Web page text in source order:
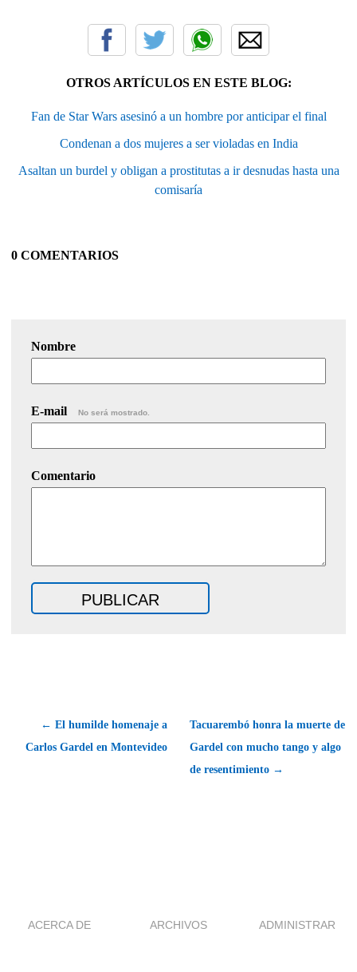
OTROS ARTÍCULOS EN ESTE BLOG:
Fan de Star Wars asesinó a un hombre por anticipar el final
Condenan a dos mujeres a ser violadas en India
Asaltan un burdel y obligan a prostitutas a ir desnudas hasta una
comisaría
0 COMENTARIOS
Nombre
E-mail No será mostrado.
Comentario
← El humilde homenaje a
Carlos Gardel en Montevideo
Tacuarembó honra la muerte de
Gardel con mucho tango y algo
de resentimiento →
ACERCA DE ARCHIVOS ADMINISTRAR